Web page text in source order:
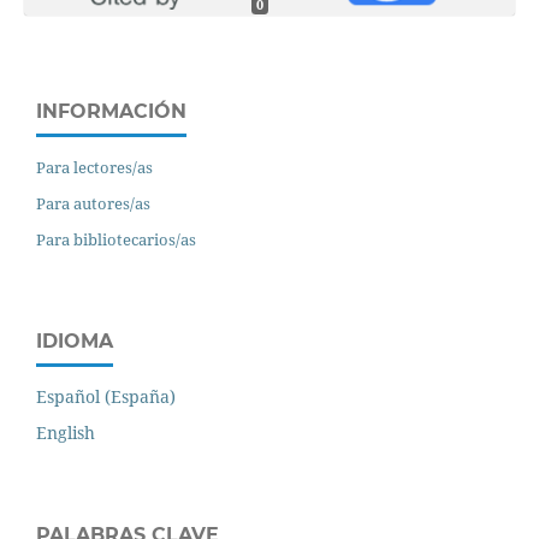
0
INFORMACIÓN
Para lectores/as
Para autores/as
Para bibliotecarios/as
IDIOMA
Español (España)
English